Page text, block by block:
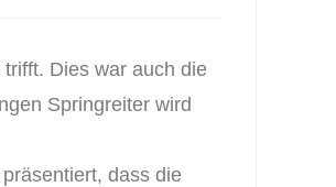
Dies war auch die
Springreiter wird
dass die